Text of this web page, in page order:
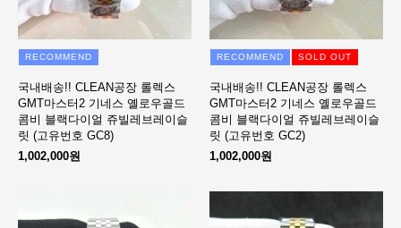
RECOMMEND
국내배송!! CLEAN공장 롤렉스
GMT마스터2 기네스 옐로우골드
콤비 블랙다이얼 쥬빌레브레이슬
릿 (고유번호 GC8)
1,002,000원
RECOMMEND SOLD OUT
국내배송!! CLEAN공장 롤렉스
GMT마스터2 기네스 옐로우골드
콤비 블랙다이얼 쥬빌레브레이슬
릿 (고유번호 GC2)
1,002,000원